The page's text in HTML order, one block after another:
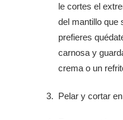
le cortes el
del mantillo que
prefieres
carnosa y
crema o un
Pelar y cortar